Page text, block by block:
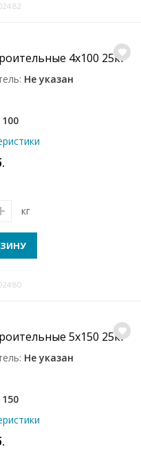
4x100 25кг
Не указан
100
кг
5x150 25кг
Не указан
150